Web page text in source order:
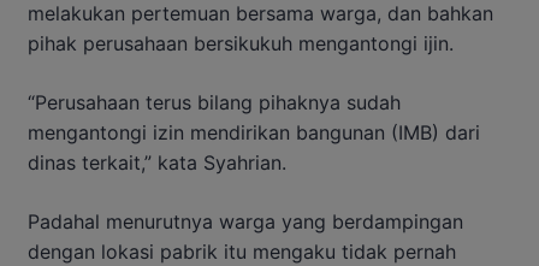
melakukan pertemuan bersama warga, dan bahkan
pihak perusahaan bersikukuh mengantongi ijin.
“Perusahaan terus bilang pihaknya sudah
mengantongi izin mendirikan bangunan (IMB) dari
dinas terkait,” kata Syahrian.
Padahal menurutnya warga yang berdampingan
dengan lokasi pabrik itu mengaku tidak pernah